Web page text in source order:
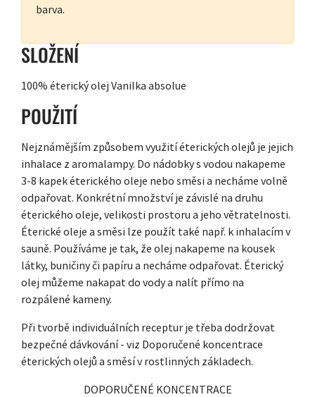
barva.
SLOŽENÍ
100% éterický olej Vanilka absolue
POUŽITÍ
Nejznámějším způsobem využití éterických olejů je jejich
inhalace z aromalampy. Do nádobky s vodou nakapeme
3-8 kapek éterického oleje nebo směsi a necháme volně
odpařovat. Konkrétní množství je závislé na druhu
éterického oleje, velikosti prostoru a jeho větratelnosti.
Éterické oleje a směsi lze použít také např. k inhalacím v
sauně. Používáme je tak, že olej nakapeme na kousek
látky, buničiny či papíru a necháme odpařovat. Éterický
olej můžeme nakapat do vody a nalít přímo na
rozpálené kameny.
Při tvorbě individuálních receptur je třeba dodržovat
bezpečné dávkování - viz Doporučené koncentrace
éterických olejů a směsí v rostlinných základech.
DOPORUČENÉ KONCENTRACE